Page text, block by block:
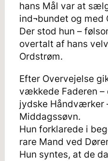
hans Mål var at
ind¬bundet og med
Der stod hun –
overtalt af hans
Ordstrøm.
Efter Overvejelse
vækkede Faderen –
jydske Håndværker
Middagssøvn.
Hun forklarede i
rare Mand ved
Hun syntes, at de